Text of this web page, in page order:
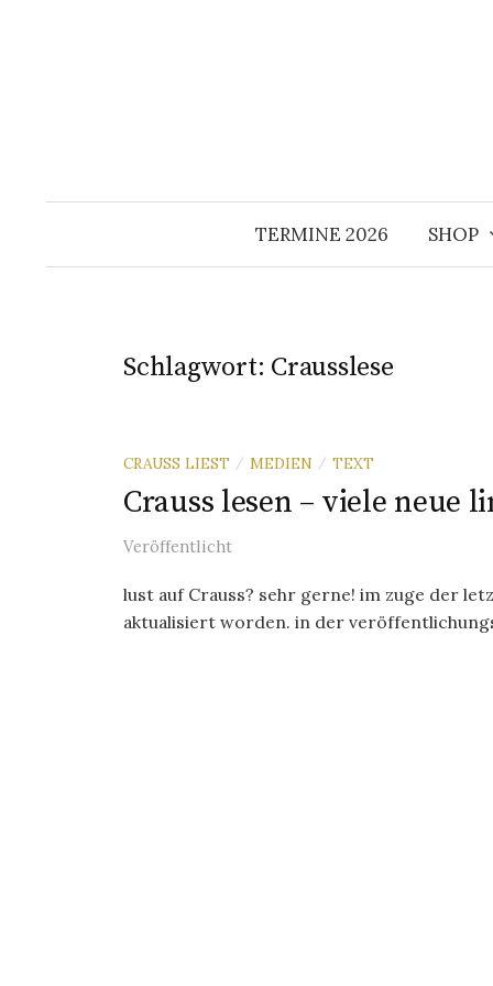
TERMINE 2026 SHOP
Schlagwort: Crausslese
CRAUSS LIEST / MEDIEN / TEXT
Crauss lesen – viele neue
Veröffentlicht
lust auf Crauss? sehr gerne! im zuge der
aktualisiert worden. in der